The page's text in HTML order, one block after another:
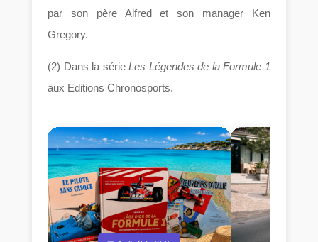
par son père Alfred et son manager Ken
Gregory.
(2) Dans la sérieLes Légendes de la Formule 1
aux Editions Chronosports.